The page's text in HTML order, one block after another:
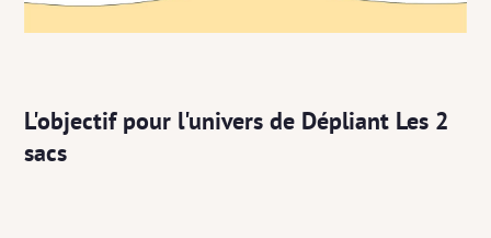
L'objectif pour l'univers de Dépliant Les 2
sacs